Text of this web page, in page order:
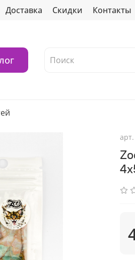
Доставка Скидки Контакты
арт.